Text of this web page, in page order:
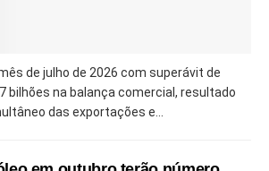
de julho de 2026 com superávit de
bilhões na balança comercial, resultado
das exportações e...